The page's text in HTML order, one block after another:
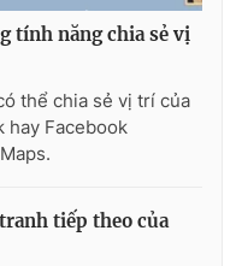
Việt Nam
tử số 483/GP-BTTTT
tính năng chia sẻ vị
thể chia sẻ vị trí của
hay Facebook
tiếp theo của